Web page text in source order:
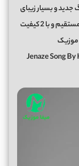
و بسیار زیبای
به نام “جنازه ” بصورت لینک مستقیم و با 2 کیفیت
موزیک
Jenaze Song